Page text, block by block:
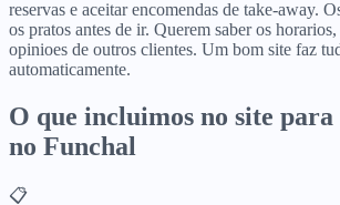
reservas e aceitar encomendas de take-away.
os pratos antes de ir. Querem saber os
opinioes de outros clientes. Um bom site faz
automaticamente.
O que incluimos no site para
no Funchal
📋